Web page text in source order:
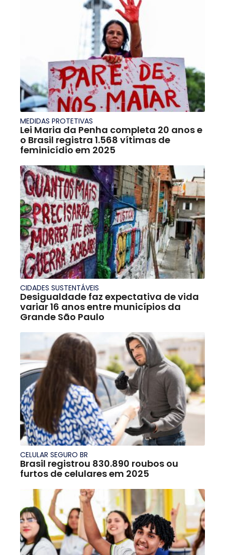
MEDIDAS PROTETIVAS
Lei Maria da Penha completa 20 anos e
o Brasil registra 1.568 vítimas de
feminicídio em 2025
CIDADES SUSTENTÁVEIS
Desigualdade faz expectativa de vida
variar 16 anos entre municípios da
Grande São Paulo
CELULAR SEGURO BR
Brasil registrou 830.890 roubos ou
furtos de celulares em 2025